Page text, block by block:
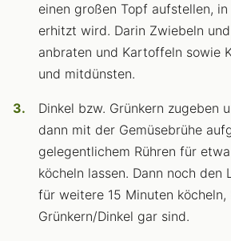
einen großen Topf aufstellen,
erhitzt wird. Darin Zwiebeln
anbraten und Kartoffeln sowie
und mitdünsten.
Dinkel bzw. Grünkern zugeben
dann mit der Gemüsebrühe
gelegentlichem Rühren für
köcheln lassen. Dann noch den
für weitere 15 Minuten
Grünkern/Dinkel gar sind.